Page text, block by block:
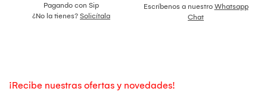
Pagando con Sip
¿No la tienes? Solicítala
Escríbenos a nuestro Whatsapp
Chat
¡Recibe nuestras ofertas y novedades!